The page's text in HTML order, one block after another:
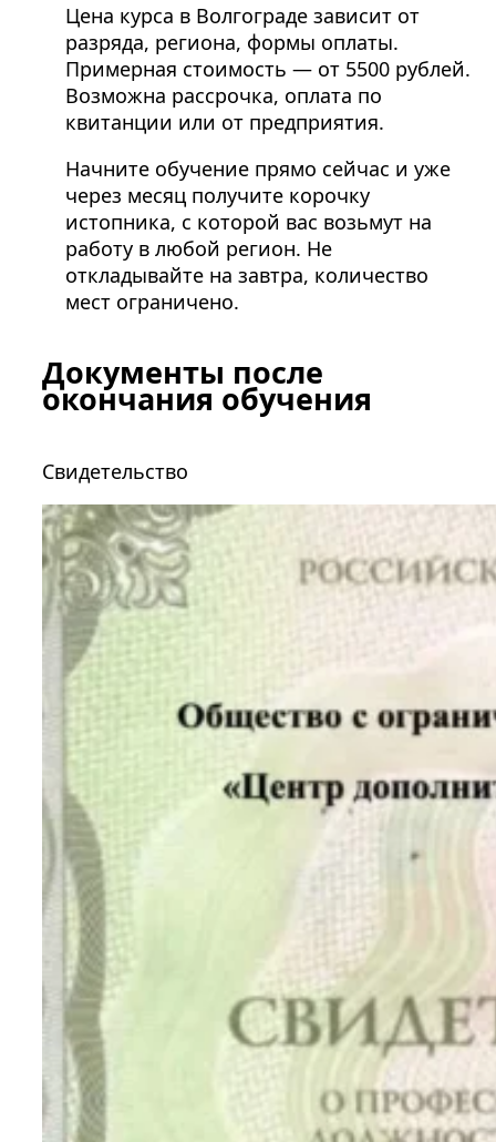
Цена курса в Волгограде зависит от
разряда, региона, формы оплаты.
Примерная стоимость — от 5500 рублей.
Возможна рассрочка, оплата по
квитанции или от предприятия.
Начните обучение прямо сейчас и уже
через месяц получите корочку
истопника, с которой вас возьмут на
работу в любой регион. Не
откладывайте на завтра, количество
мест ограничено.
Документы после
окончания обучения
Свидетельство